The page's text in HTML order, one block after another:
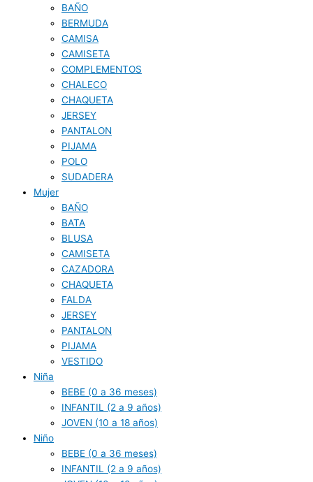
BAÑO
BERMUDA
CAMISA
CAMISETA
COMPLEMENTOS
CHALECO
CHAQUETA
JERSEY
PANTALON
PIJAMA
POLO
SUDADERA
Mujer
BAÑO
BATA
BLUSA
CAMISETA
CAZADORA
CHAQUETA
FALDA
JERSEY
PANTALON
PIJAMA
VESTIDO
Niña
BEBE (0 a 36 meses)
INFANTIL (2 a 9 años)
JOVEN (10 a 18 años)
Niño
BEBE (0 a 36 meses)
INFANTIL (2 a 9 años)